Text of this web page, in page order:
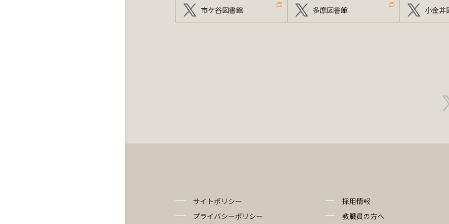
市ケ谷図書館 多摩図書館 小金井
サイトポリシー
プライバシーポリシー
採用情報
教職員の方へ